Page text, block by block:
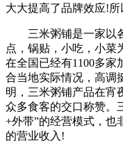
大大提高了品牌效应!所
三米粥铺是一家以各
点，锅贴，小吃，小菜
在全国已经有1100多家
合当地实际情况，高调
明，三米粥铺产品在宵
众多食客的交口称赞。
+外带”的经营模式，也
的营业收入!